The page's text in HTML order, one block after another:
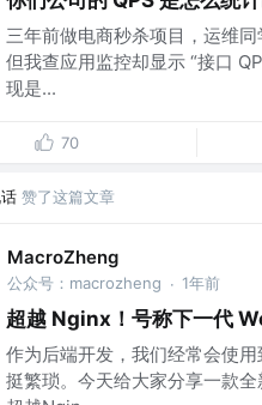
三年前做电商秒杀项目，运维
但我查应用监控却显示 “接口
现是...
70
赞了这篇文章
MacroZheng
公众号：macrozheng · 1年前
超越 Nginx！号称下一代
作为后端开发，我们经常会使
挺繁琐。今天给大家分享一款